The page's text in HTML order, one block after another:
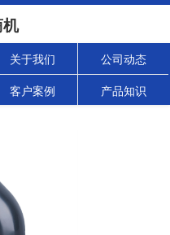
机
关于我们 公司动态
客户案例 产品知识